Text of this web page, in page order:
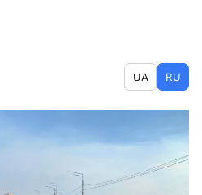
UA RU